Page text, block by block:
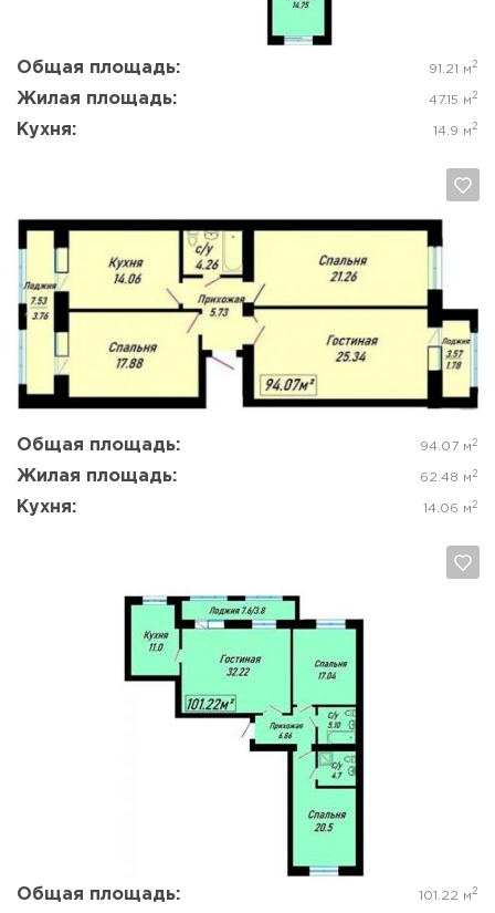
Общая площадь: 91.21 м 2
Жилая площадь: 47.15 м 2
Кухня: 14.9 м 2
Общая площадь: 94.07 м 2
Жилая площадь: 62.48 м 2
Кухня: 14.06 м 2
Да, удалить
Общая площадь: 101.22 м 2